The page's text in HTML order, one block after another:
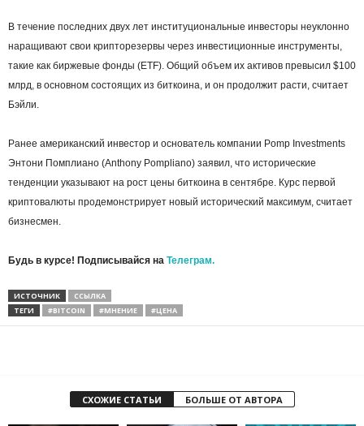
В течение последних двух лет институциональные инвесторы неуклонно
наращивают свои крипторезервы через инвестиционные инструменты,
такие как биржевые фонды (ETF). Общий объем их активов превысил $100
млрд, в основном состоящих из биткоина, и он продолжит расти, считает
Бэйли.
Ранее американский инвестор и основатель компании Pomp Investments
Энтони Помплиано (Anthony Pompliano) заявил, что исторические
тенденции указывают на рост цены биткоина в сентябре. Курс первой
криптовалюты продемонстрирует новый исторический максимум, считает
бизнесмен.
Будь в курсе! Подписывайся на Телеграм.
ИСТОЧНИК
ССЫЛКА
ТЕГИ
#BITCOIN #МНЕНИЕ #ЦЕНА
СХОЖИЕ СТАТЬИ БОЛЬШЕ ОТ АВТОРА